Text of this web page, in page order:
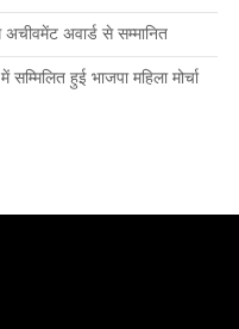
अचीवमेंट अवार्ड से सम्मानित
हुई भाजपा महिला मोर्चा